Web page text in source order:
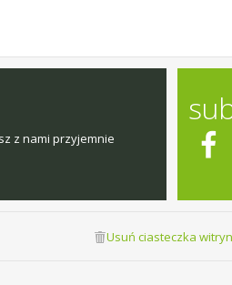
z nami przyjemnie
Usuń ciasteczka